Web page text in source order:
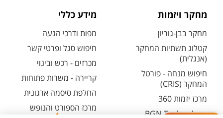
מחקר ויזמות
מחקר בבן-גוריון
קטלוג תשתיות המחקר
(אנגלית)
חיפוש מנחה - פורטל
המחקר (CRIS)
מרכז יזמות 360
BGN Technology
מידע כללי
מפות ודרכי הגעה
חיפוש סגל ופרטי קשר
מכרזים - רכש ובינוי
קריירה - משרות פתוחות
החלפת סיסמה ארגונית
מרכז הספורט והנופש